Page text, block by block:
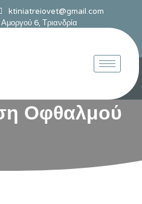
ktiniatreiovet@gmail.com
6, Τριανδρία
Οφθαλμού